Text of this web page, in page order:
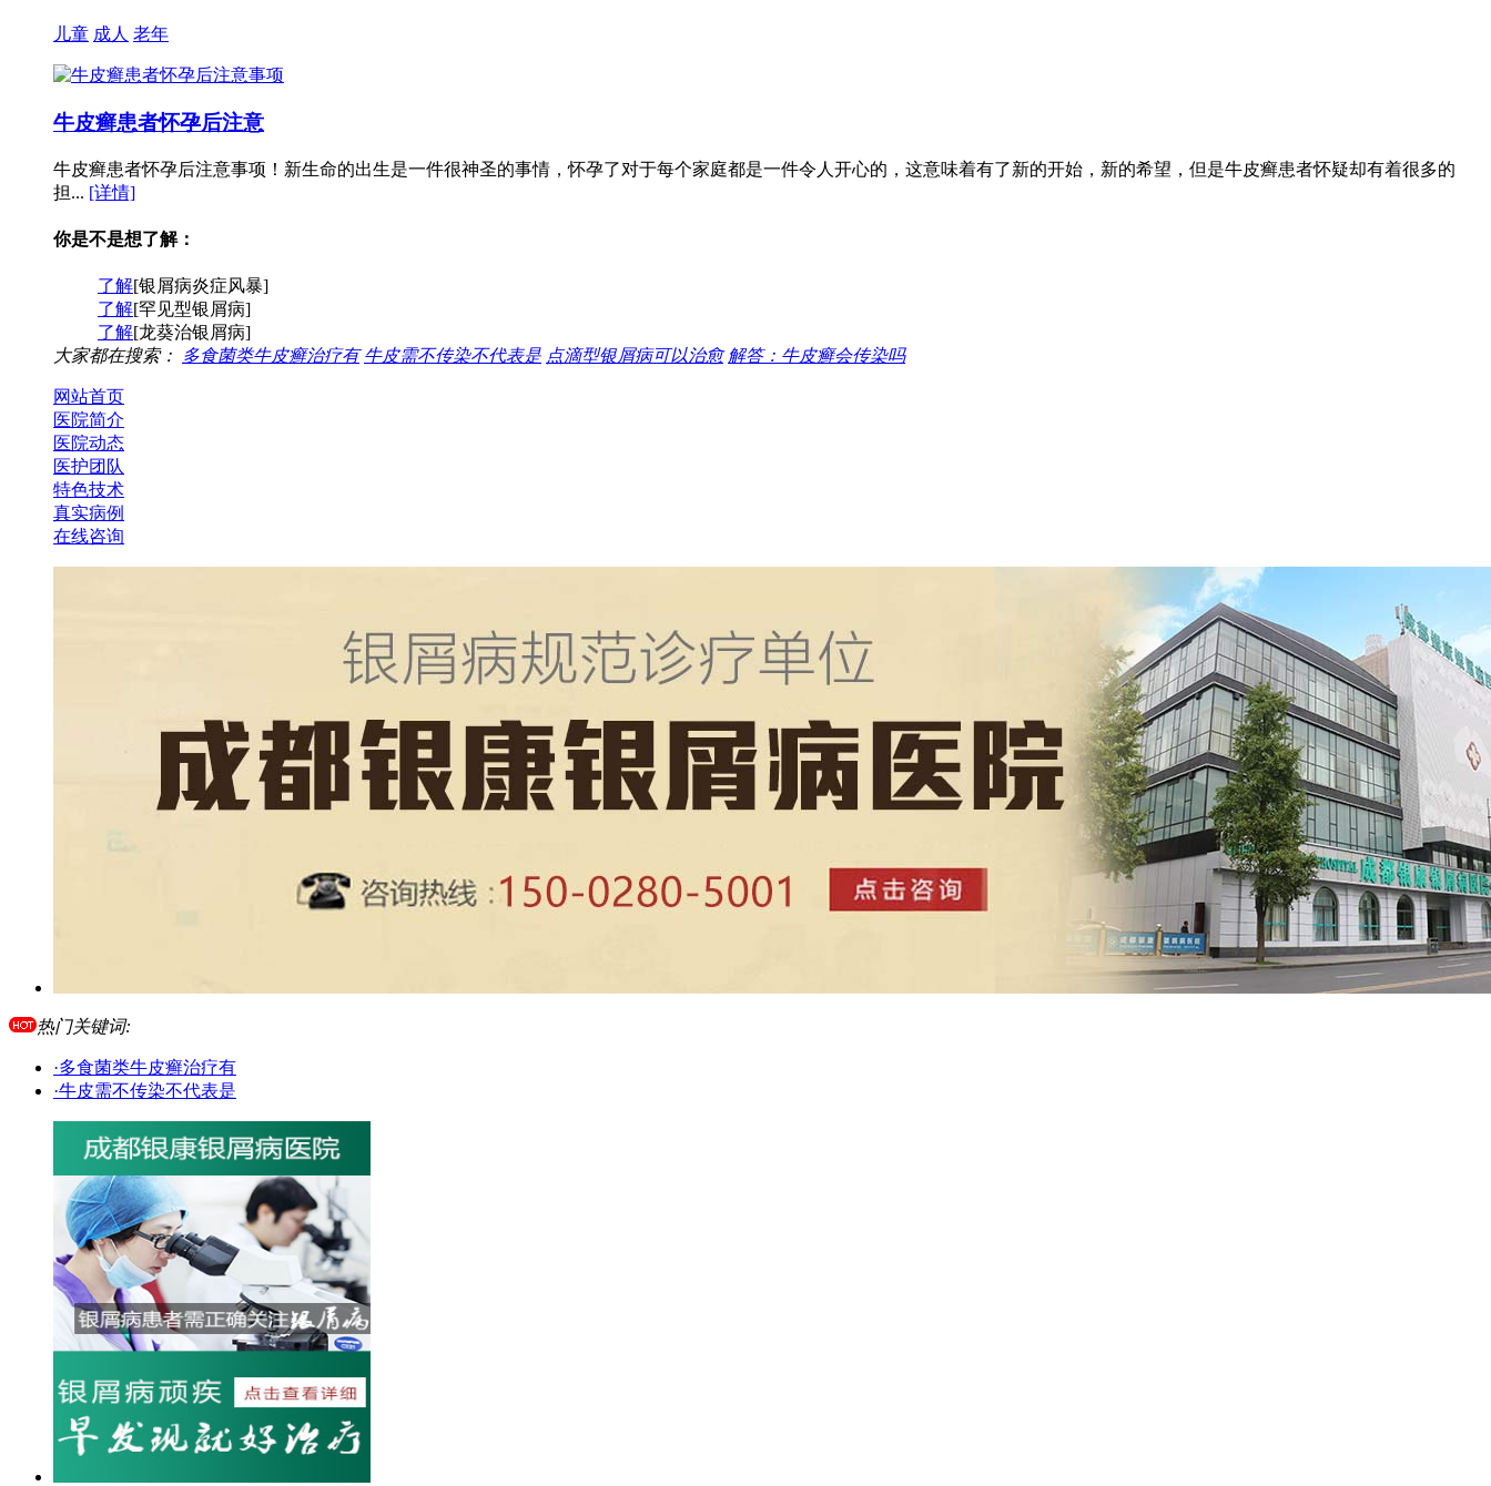
儿童 成人 老年
牛皮癣患者怀孕后注意
牛皮癣患者怀孕后注意事项！新生命的出生是一件很神圣的事情，怀孕了对于每个家庭都是一件令人开心的，这意味着有了新的开始，新的希望，但是牛皮癣患者怀疑却有着很多的
担... [详情]
你是不是想了解：
了解[银屑病炎症风暴]
了解[罕见型银屑病]
了解[龙葵治银屑病]
大家都在搜索：
多食菌类牛皮癣治疗有 牛皮需不传染不代表是 点滴型银屑病可以治愈 解答：牛皮癣会传染吗
网站首页
医院简介
医院动态
医护团队
特色技术
真实病例
在线咨询
热门关键词:
·多食菌类牛皮癣治疗有
·牛皮需不传染不代表是